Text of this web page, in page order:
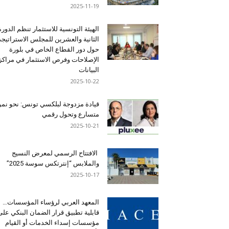
2025-11-19
الهيئة التونسية للاستثمار تنظم
الثانية والعشرين للمجلس
حول دور القطاع الخاص في بلورة
الإصلاحات وفرص الاستثمار في
البيانات
2025-10-22
قيادة مزدوجة لبلكسي تونس: نحو
متسارع وتحول رقمي
2025-10-21
الافتتاح الرسمي لمعرض النسيج
والملابس “إنترتكس سوسة 2025”
2025-10-17
المعهد العربي لرؤساء المؤسسات…
قابلية تطبيق قرار الضمان البنكي
مؤسسات إسداء الخدمات أو القيام